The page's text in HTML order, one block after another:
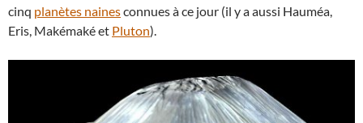
cinq planètes nainesconnues à ce jour (il y a aussi Hauméa,
Eris, Makémaké et Pluton).